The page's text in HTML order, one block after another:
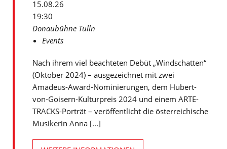
15.08.26
19:30
Donaubühne Tulln
Events
Nach ihrem viel beachteten Debüt „Windschatten“
(Oktober 2024) – ausgezeichnet mit zwei
Amadeus-Award-Nominierungen, dem Hubert-
von-Goisern-Kulturpreis 2024 und einem ARTE-
TRACKS-Porträt – veröffentlicht die österreichische
Musikerin Anna [...]